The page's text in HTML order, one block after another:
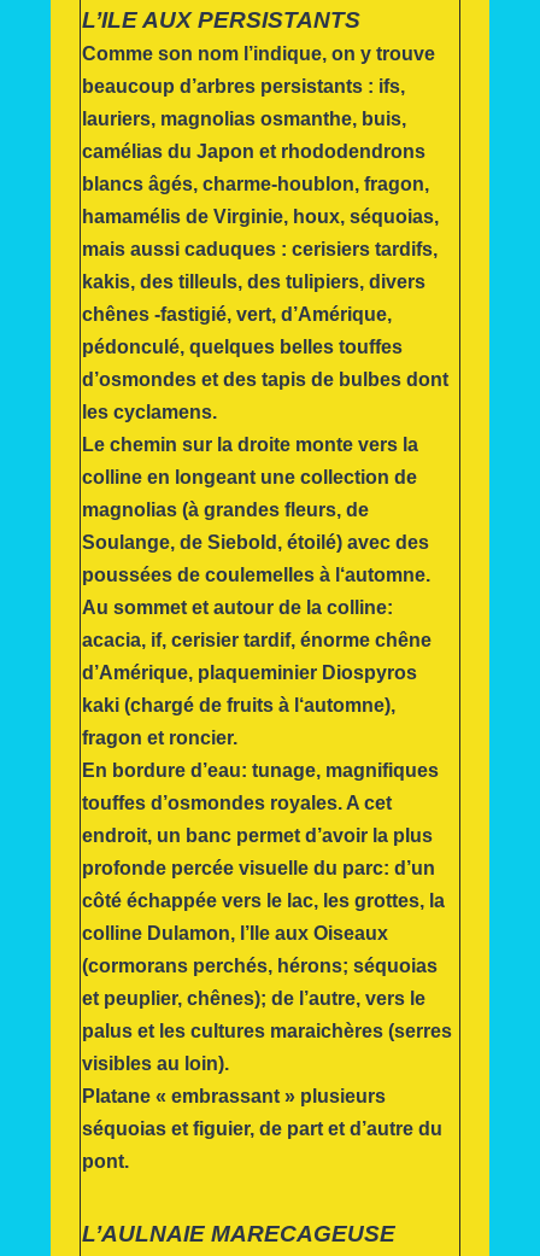
L’ILE AUX PERSISTANTS
Comme son nom l’indique, on y trouve
beaucoup d’arbres persistants : ifs,
lauriers, magnolias osmanthe, buis,
camélias du Japon et rhododendrons
blancs âgés, charme-houblon, fragon,
hamamélis de Virginie, houx, séquoias,
mais aussi caduques : cerisiers tardifs,
kakis, des tilleuls, des tulipiers, divers
chênes -fastigié, vert, d’Amérique,
pédonculé, quelques belles touffes
d’osmondes et des tapis de bulbes dont
les cyclamens.
Le chemin sur la droite monte vers la
colline en longeant une collection de
magnolias (à grandes fleurs, de
Soulange, de Siebold, étoilé) avec des
poussées de coulemelles à l‘automne.
Au sommet et autour de la colline:
acacia, if, cerisier tardif, énorme chêne
d’Amérique, plaqueminier Diospyros
kaki (chargé de fruits à l‘automne),
fragon et roncier.
En bordure d’eau: tunage, magnifiques
touffes d’osmondes royales. A cet
endroit, un banc permet d’avoir la plus
profonde percée visuelle du parc: d’un
côté échappée vers le lac, les grottes, la
colline Dulamon, l’Ile aux Oiseaux
(cormorans perchés, hérons; séquoias
et peuplier, chênes); de l’autre, vers le
palus et les cultures maraichères (serres
visibles au loin).
Platane « embrassant » plusieurs
séquoias et figuier, de part et d’autre du
pont.
L’AULNAIE MARECAGEUSE